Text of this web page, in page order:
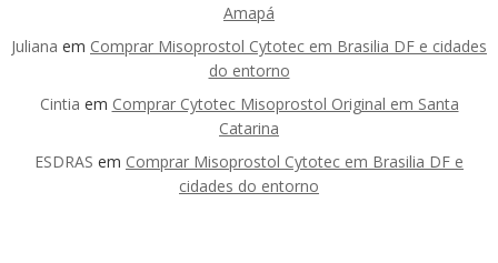
Amapá
Juliana em Comprar Misoprostol Cytotec em Brasilia DF e cidades
do entorno
Cintia em Comprar Cytotec Misoprostol Original em Santa
Catarina
ESDRAS em Comprar Misoprostol Cytotec em Brasilia DF e
cidades do entorno